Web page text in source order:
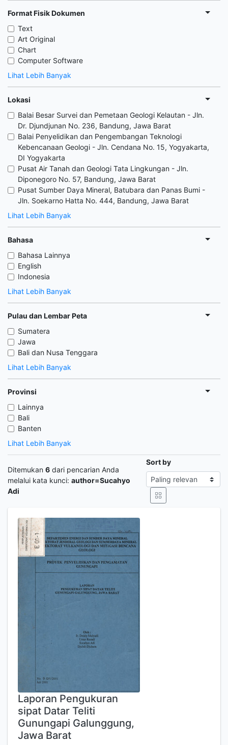
Format Fisik Dokumen
Text
Art Original
Chart
Computer Software
Lihat Lebih Banyak
Lokasi
Balai Besar Survei dan Pemetaan Geologi Kelautan - Jln.
Dr. Djundjunan No. 236, Bandung, Jawa Barat
Balai Penyelidikan dan Pengembangan Teknologi
Kebencanaan Geologi - Jln. Cendana No. 15, Yogyakarta,
DI Yogyakarta
Pusat Air Tanah dan Geologi Tata Lingkungan - Jln.
Diponegoro No. 57, Bandung, Jawa Barat
Pusat Sumber Daya Mineral, Batubara dan Panas Bumi -
Jln. Soekarno Hatta No. 444, Bandung, Jawa Barat
Lihat Lebih Banyak
Bahasa
Bahasa Lainnya
English
Indonesia
Lihat Lebih Banyak
Pulau dan Lembar Peta
Sumatera
Jawa
Bali dan Nusa Tenggara
Lihat Lebih Banyak
Provinsi
Lainnya
Bali
Banten
Lihat Lebih Banyak
Ditemukan 6 dari pencarian Anda
melalui kata kunci: author=Sucahyo
Adi
Sort by
Laporan Pengukuran
sipat Datar Teliti
Gunungapi Galunggung,
Jawa Barat